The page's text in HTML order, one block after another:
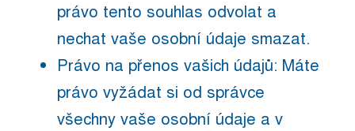
právo tento souhlas odvolat a
nechat vaše osobní údaje smazat.
Právo na přenos vašich údajů: Máte
právo vyžádat si od správce
všechny vaše osobní údaje a v